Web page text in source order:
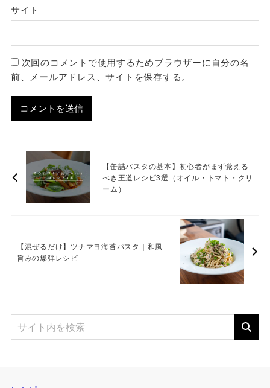
サイト
次回のコメントで使用するためブラウザーに自分の名
前、メールアドレス、サイトを保存する。
【缶詰パスタの基本】初心者がまず覚える
べき王道レシピ3選（オイル・トマト・クリ
ーム）
【混ぜるだけ】ツナマヨ海苔パスタ｜和風
旨みの爆弾レシピ